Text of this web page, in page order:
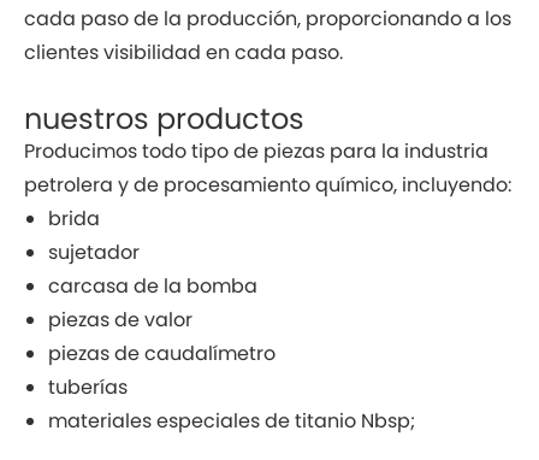
cada paso de la producción, proporcionando a los
clientes visibilidad en cada paso.
nuestros productos
Producimos todo tipo de piezas para la industria
petrolera y de procesamiento químico, incluyendo:
brida
sujetador
carcasa de la bomba
piezas de valor
piezas de caudalímetro
tuberías
materiales especiales de titanio Nbsp;